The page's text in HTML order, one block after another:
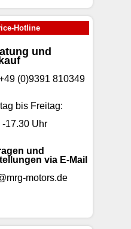
Hotline
und
(0)9391 810349
bis Freitag:
-17.30 Uhr
und
via E-Mail
motors.de